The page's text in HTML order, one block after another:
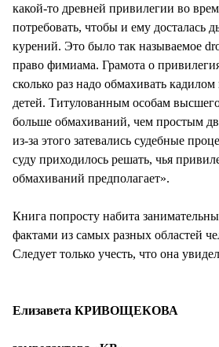
какой-то древней привилегии во
потребовать, чтобы и ему досталась
курений. Это было так называемое
право фимиама. Грамота о
сколько раз надо обмахивать кадилом
детей. Титулованным особам
больше обмахиваний, чем простым
из-за этого затевались судебные
суду приходилось решать, чья
обмахиваний предполагает».
Книга попросту набита
фактами из самых разных областей
Следует только учесть, что она
Елизавета КРИВОЩЕКОВА